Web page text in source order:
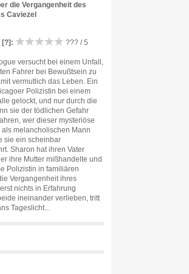
die Vergangenheit des
Caviezel
[?] : ??? / 5
versucht bei einem Unfall,
Fahrer bei Bewußtsein zu
vermutlich das Leben. Ein
Polizistin bei einem
gelockt, und nur durch die
sie der tödlichen Gefahr
wer dieser mysteriöse
als melancholischen Mann
sie ein scheinbar
Sharon hat ihren Vater
ihre Mutter mißhandelte und
Polizistin in familiären
Vergangenheit ihres
nichts in Erfahrung
ineinander verlieben, tritt
Tageslicht...